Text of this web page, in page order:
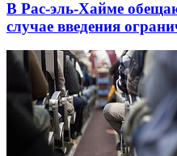
В Рас-эль-Хайме
случае введения